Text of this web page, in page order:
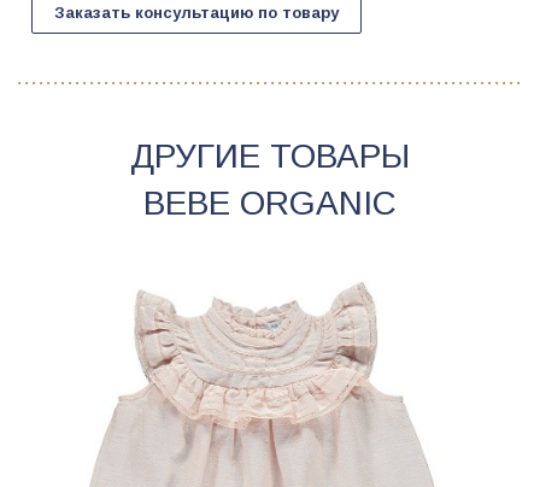
Заказать консультацию по товару
ДРУГИЕ ТОВАРЫ
BEBE ORGANIC